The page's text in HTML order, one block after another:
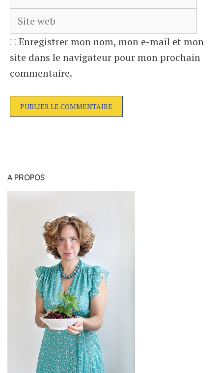
Enregistrer mon nom, mon e-mail et mon
site dans le navigateur pour mon prochain
commentaire.
A PROPOS